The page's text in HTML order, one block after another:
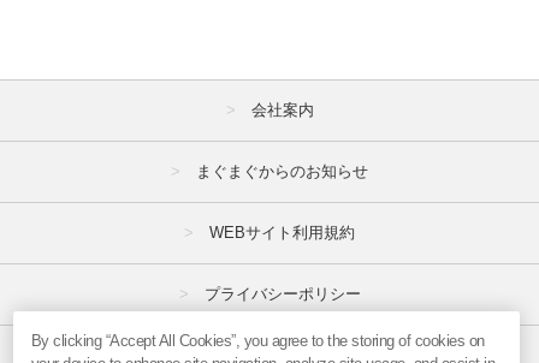
会社案内
まぐまぐからのお知らせ
WEBサイト利用規約
プライバシーポリシー
特定商取引法
By clicking “Accept All Cookies”, you agree to the storing of cookies on